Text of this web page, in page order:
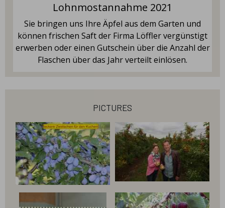
Lohnmostannahme 2021
Sie bringen uns Ihre Äpfel aus dem Garten und
können frischen Saft der Firma Löffler vergünstigt
erwerben oder einen Gutschein über die Anzahl der
Flaschen über das Jahr verteilt einlösen.
pictures